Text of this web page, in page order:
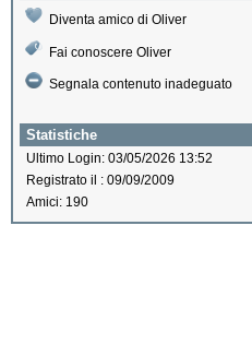
Diventa amico di Oliver
Fai conoscere Oliver
Segnala contenuto inadeguato
Statistiche
Ultimo Login: 03/05/2026 13:52
Registrato il : 09/09/2009
Amici: 190